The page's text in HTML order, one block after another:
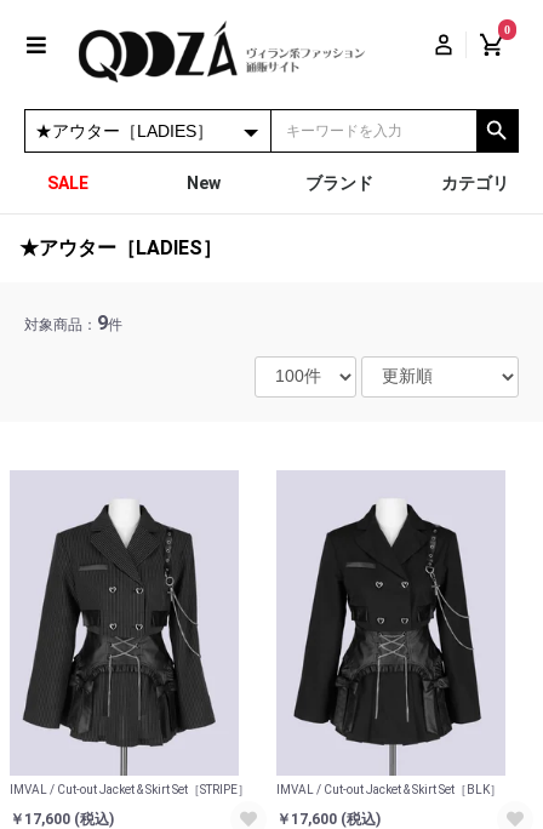
0
SALE New ブランド カテゴリ
★アウター［LADIES］
対象商品： 9件
IMVAL / Cut-out Jacket & Skirt Set［STRIPE］
￥17,600 (税込)
IMVAL / Cut-out Jacket & Skirt Set［BLK］
￥17,600 (税込)